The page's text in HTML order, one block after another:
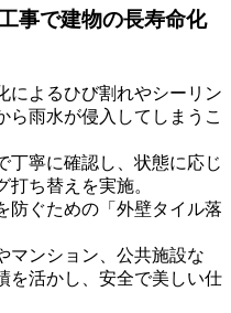
事で建物の長寿命化
によるひび割れやシーリン
ら雨水が侵入してしまうこ
丁寧に確認し、状態に応じ
ち替えを実施。
防ぐための「外壁タイル落
マンション、公共施設な
を活かし、安全で美しい仕